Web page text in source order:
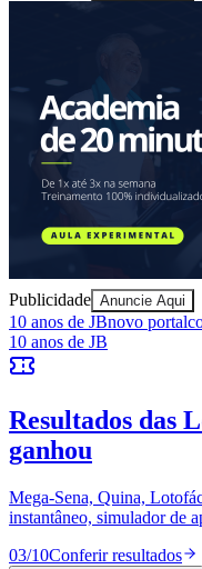
Publicidade Anuncie Aqui